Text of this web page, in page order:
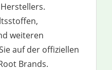
weiteren
auf der offiziellen
Brands.